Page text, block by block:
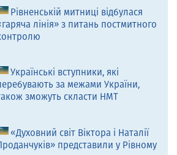
Рівненській митниці відбулася
лінія» з питань постмитного
Українські вступники, які
за межами України,
зможуть скласти НМТ
«Духовний світ Віктора і Наталії
представили у Рівному